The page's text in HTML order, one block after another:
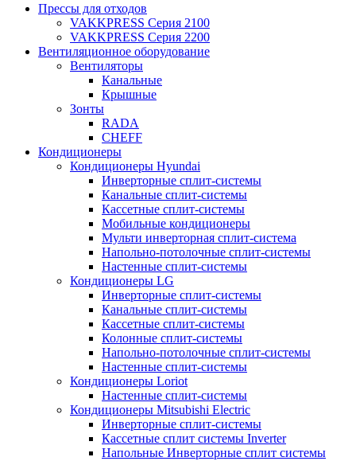
Прессы для отходов
VAKKPRESS Серия 2100
VAKKPRESS Серия 2200
Вентиляционное оборудование
Вентиляторы
Канальные
Крышные
Зонты
RADA
CHEFF
Кондиционеры
Кондиционеры Hyundai
Инверторные сплит-системы
Канальные сплит-системы
Кассетные сплит-системы
Мобильные кондиционеры
Мульти инверторная сплит-система
Напольно-потолочные сплит-системы
Настенные сплит-системы
Кондиционеры LG
Инверторные сплит-системы
Канальные сплит-системы
Кассетные сплит-системы
Колонные сплит-системы
Напольно-потолочные сплит-системы
Настенные сплит-системы
Кондиционеры Loriot
Настенные сплит-системы
Кондиционеры Mitsubishi Electric
Инверторные сплит-системы
Кассетные сплит системы Inverter
Напольные Инверторные сплит системы